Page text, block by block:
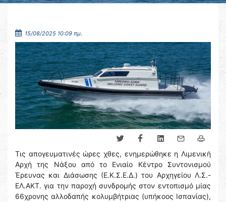
15/08/2025 10:09 πμ.
Τις απογευματινές ώρες χθες, ενημερώθηκε η Λιμενική
Αρχή της Νάξου από το Ενιαίο Κέντρο Συντονισμού
Έρευνας και Διάσωσης (Ε.Κ.Σ.Ε.Δ.) του Αρχηγείου Λ.Σ.-
ΕΛ.ΑΚΤ. για την παροχή συνδρομής στον εντοπισμό μίας
66χρονης αλλοδαπής κολυμβήτριας (υπήκοος Ισπανίας),